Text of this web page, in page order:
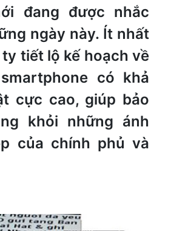
đang được nhắc
ngày này. Ít nhất
tiết lộ kế hoạch về
có khả
cực cao, giúp bảo
khỏi những ánh
của chính phủ và